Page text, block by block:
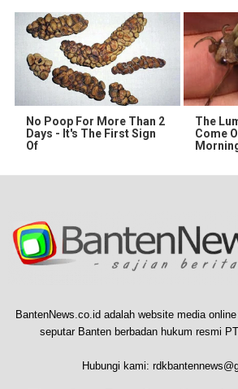
No Poop For More Than 2
Days - It's The First Sign
Of
The
Come
BantenNews.co.id adalah website media
seputar Banten berbadan hukum resmi
Hubungi kami: